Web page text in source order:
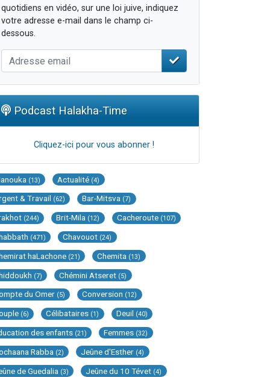
quotidiens en vidéo, sur une loi juive, indiquez
votre adresse e-mail dans le champ ci-
dessous.
Podcast Halakha-Time
Cliquez-ici pour vous abonner !
(13) Actualité (4)
& Travail (62) Bar-Mitsva (7)
(244) Brit-Mila (12) Cacheroute (107)
(471) Chavouot (24)
haLachone (21) Chemita (13)
(7) Chémini Atseret (5)
du Omer (5) Conversion (12)
(6) Célibataires (1) Deuil (40)
des enfants (21) Femmes (32)
Rabba (2) Jeûne d'Esther (4)
de Guedalia (3) Jeûne du 10 Tévet (4)